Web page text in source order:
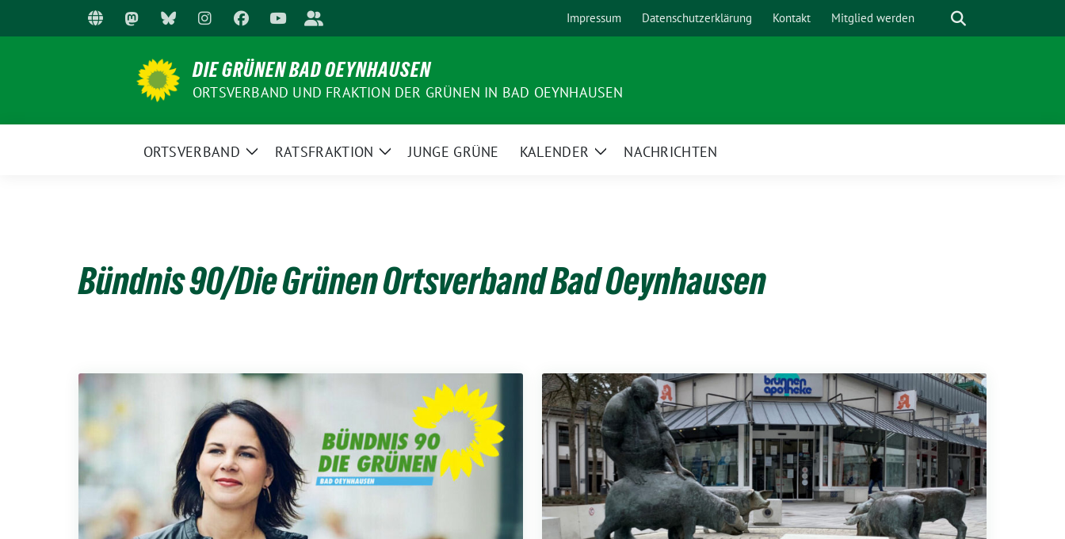
zum
Impressum Datenschutzerklärung Kontakt Mitglied werden Suche
DIE GRÜNEN BAD OEYNHAUSEN
ORTSVERBAND UND FRAKTION DER GRÜNEN IN BAD OEYNHAUSEN
ORTSVERBAND
ZeigeRATSFRAKTION
ZeigeJUNGE GRÜNE KALENDER
ZeigeNACHRICHTEN
Bündnis 90/Die Grünen Ortsverband Bad Oeynhausen